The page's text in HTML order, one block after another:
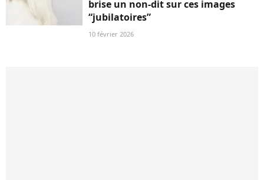
brise un non-dit sur ces images
“jubilatoires”
10 février 2026